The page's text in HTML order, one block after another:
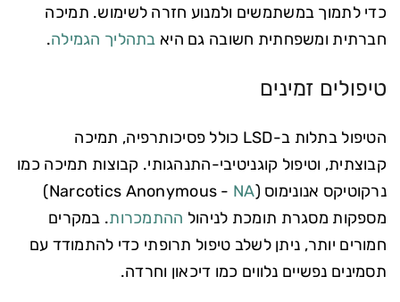
כדי לתמוך במשתמשים ולמנוע חזרה לשימוש. תמיכה
חברתית ומשפחתית חשובה גם היא בתהליך הגמילה.
טיפולים זמינים
הטיפול בתלות ב-LSD כולל פסיכותרפיה, תמיכה
קבוצתית, וטיפול קוגניטיבי-התנהגותי. קבוצות תמיכה כמו
נרקוטיקס אנונימוס (Narcotics Anonymous -NA
)
מספקות מסגרת תומכת לניהול ההתמכרות. במקרים
חמורים יותר, ניתן לשלב טיפול תרופתי כדי להתמודד עם
תסמינים נפשיים נלווים כמו דיכאון וחרדה.